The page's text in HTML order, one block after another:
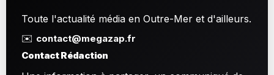
Toute l'actualité média en Outre-Mer et d'ailleurs.
✉️ contact@megazap.fr
Contact Rédaction